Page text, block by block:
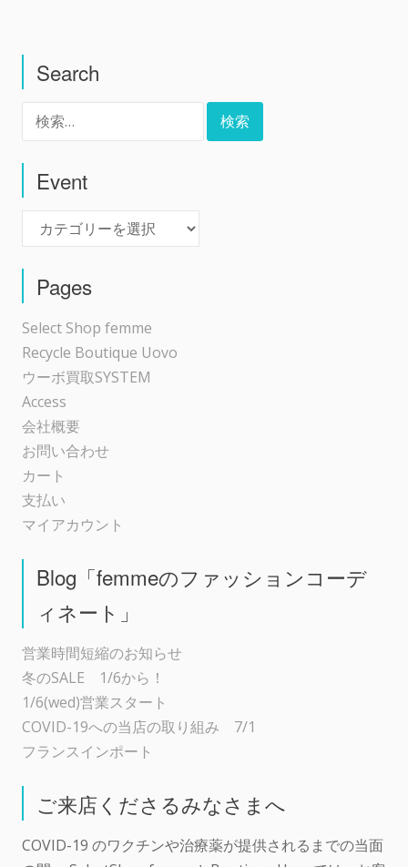
Search
Event
Pages
Select Shop femme
Recycle Boutique Uovo
ウーボ買取SYSTEM
Access
会社概要
お問い合わせ
カート
支払い
マイアカウント
Blog「femmeのファッションコーデ
ィネート」
営業時間短縮のお知らせ
冬のSALE 1/6から！
1/6(wed)営業スタート
COVID-19への当店の取り組み 7/1
フランスインポート
ご来店くださるみなさまへ
COVID-19 のワクチンや治療薬が提供されるまでの当面